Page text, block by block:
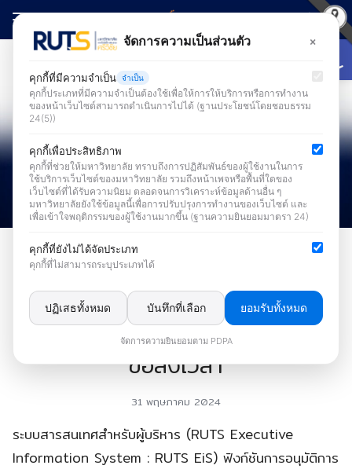
Skip
content
Search
ข่าวระบบสารสนเทศเพื่อการบริหารและการบริการ
สำนักวิทยบริการฯ เปิดตัว !! ระบบ
สารสนเทศสำหรับผู้บริหาร ฟังก์ชัน
การอนุมัติการขอใช้ยานพาหนะ/การ
ขอลงเวลา
31 พฤษภาคม 2024
ระบบสารสนเทศสำหรับผู้บริหาร (RUTS Executive
Information System : RUTS EiS) ฟังก์ชันการอนุมัติการ
จัดการความเป็นส่วนตัว ×
คุกกี้ที่มีความจำเป็น จำเป็น
คุกกี้ประเภทที่มีความจำเป็นต้องใช้เพื่อให้การให้บริการหรือการทำงาน
ของหน้าเว็บไซต์สามารถดำเนินการไปได้ (ฐานประโยชน์โดยชอบธรรม
24(5))
คุกกี้เพื่อประสิทธิภาพ
คุกกี้ที่ช่วยให้มหาวิทยาลัย ทราบถึงการปฏิสัมพันธ์ของผู้ใช้งานในการ
ใช้บริการเว็บไซต์ของมหาวิทยาลัย รวมถึงหน้าเพจหรือพื้นที่ใดของ
เว็บไซต์ที่ได้รับความนิยม ตลอดจนการวิเคราะห์ข้อมูลด้านอื่น ๆ
มหาวิทยาลัยยังใช้ข้อมูลนี้เพื่อการปรับปรุงการทำงานของเว็บไซต์ และ
เพื่อเข้าใจพฤติกรรมของผู้ใช้งานมากขึ้น (ฐานความยินยอมมาตรา 24)
คุกกี้ที่ยังไม่ได้จัดประเภท
คุกกี้ที่ไม่สามารถระบุประเภทได้
ปฏิเสธทั้งหมด บันทึกที่เลือก ยอมรับทั้งหมด
จัดการความยินยอมตาม PDPA